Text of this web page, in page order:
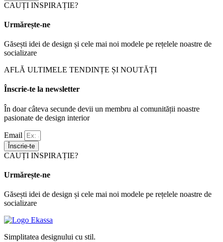
CAUȚI INSPIRAȚIE?
Urmărește-ne
Găsești idei de design și cele mai noi modele pe rețelele noastre de
socializare
AFLĂ ULTIMELE TENDINȚE ȘI NOUTĂȚI
Înscrie-te la newsletter
În doar câteva secunde devii un membru al comunității noastre
pasionate de design interior
Email
Înscrie-te
CAUȚI INSPIRAȚIE?
Urmărește-ne
Găsești idei de design și cele mai noi modele pe rețelele noastre de
socializare
Simplitatea designului cu stil.